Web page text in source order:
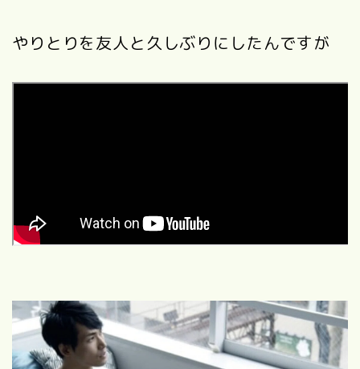
やりとりを友人と久しぶりにしたんですが